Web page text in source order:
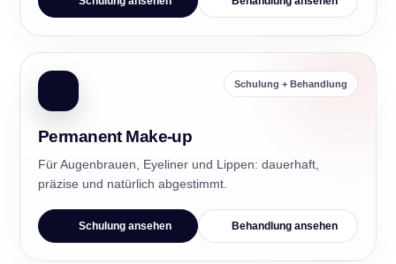
Schulung + Behandlung
Permanent Make-up
Für Augenbrauen, Eyeliner und Lippen: dauerhaft,
präzise und natürlich abgestimmt.
Schulung ansehen Behandlung ansehen